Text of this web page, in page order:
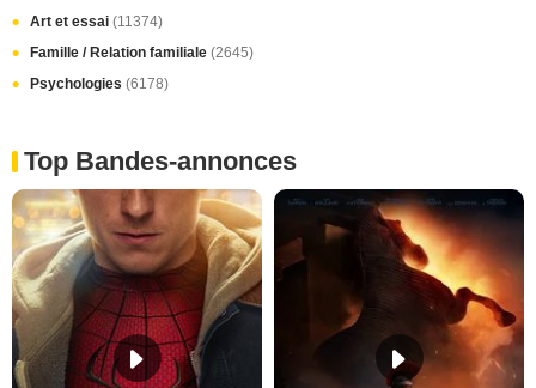
Art et essai (11374)
Famille / Relation familiale (2645)
Psychologies (6178)
Top Bandes-annonces